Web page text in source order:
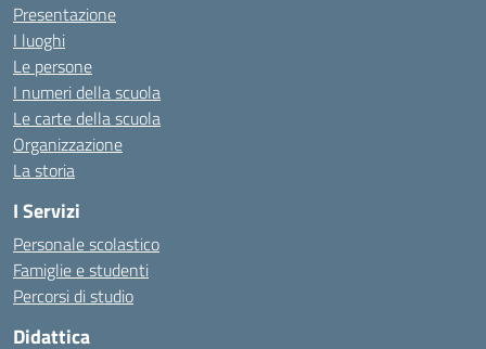
Presentazione
I luoghi
Le persone
I numeri della scuola
Le carte della scuola
Organizzazione
La storia
I Servizi
Personale scolastico
Famiglie e studenti
Percorsi di studio
Didattica